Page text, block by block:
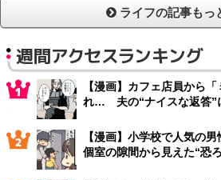
ライフの記事もっ
週間アクセスランキング
【漫画】カフェ店員から
れ… 夫の“ナイスな返答”
【漫画】小学校で人気の
個室の隙間から見えた“恐